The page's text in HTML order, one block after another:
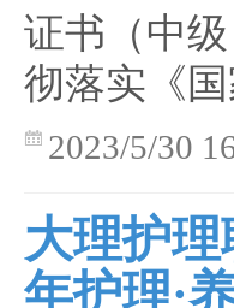
证书（中
彻落实《
2023/5/30
大理护
年护理·